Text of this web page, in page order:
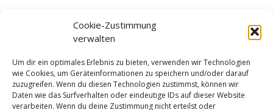
Cookie-Zustimmung
verwalten
Um dir ein optimales Erlebnis zu bieten, verwenden wir Technologien
wie Cookies, um Geräteinformationen zu speichern und/oder darauf
zuzugreifen. Wenn du diesen Technologien zustimmst, können wir
Daten wie das Surfverhalten oder eindeutige IDs auf dieser Website
verarbeiten. Wenn du deine Zustimmung nicht erteilst oder
2024 Thoka eLearning Institut